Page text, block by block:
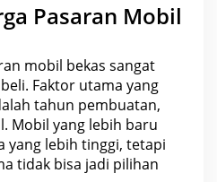
Pasaran Mobil
mobil bekas sangat
. Faktor utama yang
tahun pembuatan,
Mobil yang lebih baru
yang lebih tinggi, tetapi
tidak bisa jadi pilihan